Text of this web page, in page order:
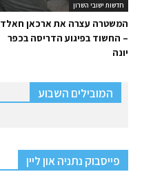
חדשות ישובי השרון
המשטרה עצרה את ארכאן חאלד
– החשוד בפיגוע הדריסה בכפר
יונה
המובילים השבוע
פייסבוק נתניה און ליין